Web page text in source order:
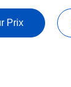
Prix